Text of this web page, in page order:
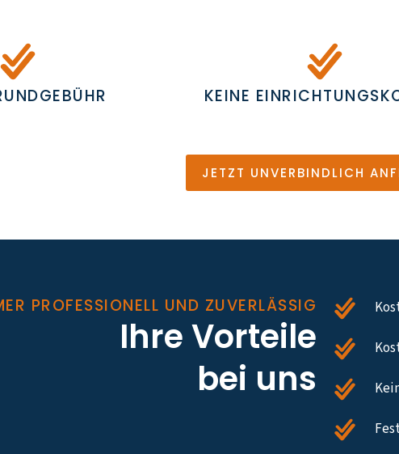
KEINE
JETZT UNVERBINDLICH
PROFESSIONELL UND ZUVERLÄSSIG
Ihre Vorteile
bei uns